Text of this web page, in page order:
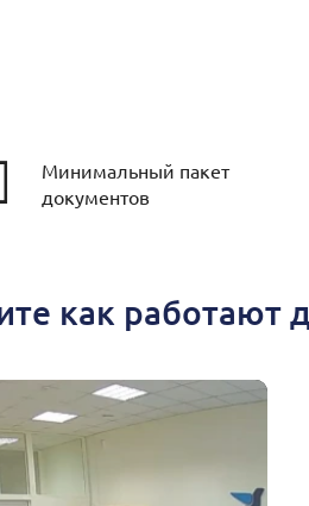
Минимальный пакет
документов
как работают